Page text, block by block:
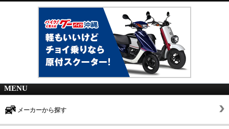
MENU
メーカーから探す